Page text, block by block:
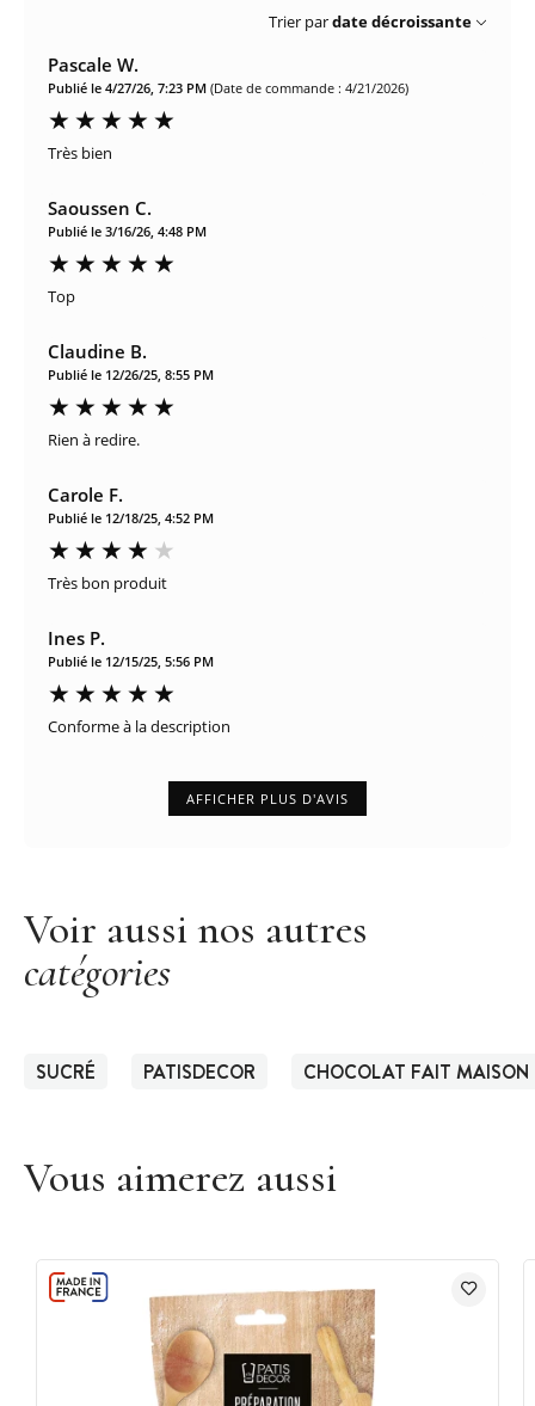
Trier pardate décroissante
Pascale W.
Publié le 4/27/26, 7:23 PM (Date de commande : 4/21/2026)
Très bien
Saoussen C.
Publié le 3/16/26, 4:48 PM
Top
Claudine B.
Publié le 12/26/25, 8:55 PM
Rien à redire.
Carole F.
Publié le 12/18/25, 4:52 PM
Très bon produit
Ines P.
Publié le 12/15/25, 5:56 PM
Conforme à la description
AFFICHER PLUS D'AVIS
Voir aussi nos autres
catégories
SUCRÉ PATISDECOR CHOCOLAT FAIT MAISON
Vous aimerez aussi